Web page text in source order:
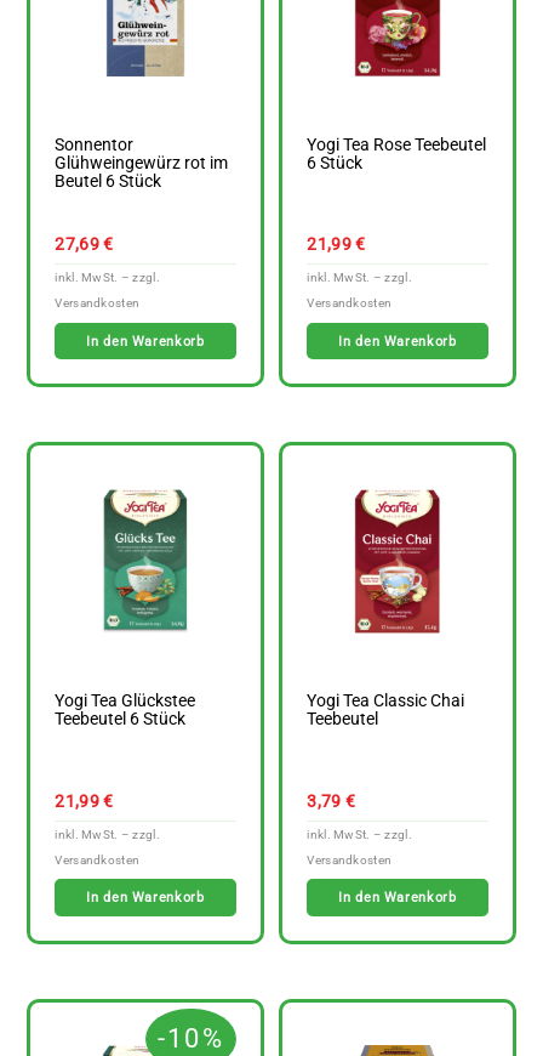
Sonnentor
Glühweingewürz rot im
Beutel 6 Stück
27,69€
In den Warenkorb
Yogi Tea Rose Teebeutel
6 Stück
21,99€
In den Warenkorb
Yogi Tea Glückstee
Teebeutel 6 Stück
21,99€
In den Warenkorb
Yogi Tea Classic Chai
Teebeutel
3,79 €
In den Warenkorb
-10%